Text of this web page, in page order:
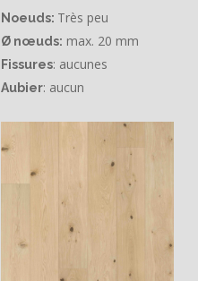
Noeuds: Très peu
Ø nœuds: max. 20 mm
Fissures: aucunes
Aubier: aucun